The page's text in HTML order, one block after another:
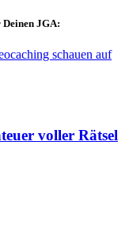
JGA:
voller Rätsel